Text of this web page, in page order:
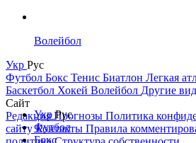
Волейбол
Укр Рус
Футбол Бокс Тенис Биатлон Легкая
Баскетбол Хокей Волейбол Другие
Сайт
РедакцияПрогнозы Политика
сайтуКонтакты Правила
УкрРус
Футбол
Бокс